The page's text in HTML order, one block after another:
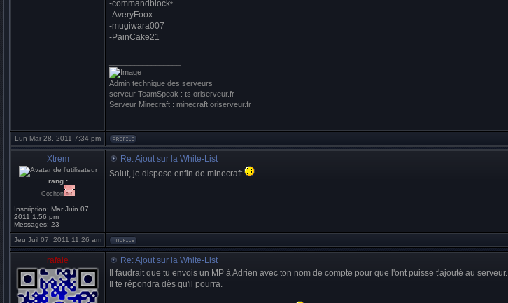
-commandblock*
-AveryFoox
-mugiwara007
-PainCake21
Admin technique des serveurs
serveur TeamSpeak : ts.oriserveur.fr
Serveur Minecraft : minecraft.oriserveur.fr
Lun Mar 28, 2011 7:34 pm
Xtrem
rang :
Cochon
Inscription: Mar Juin 07,
2011 1:56 pm
Messages: 23
Re: Ajout sur la White-List
Salut, je dispose enfin de minecraft
Jeu Juil 07, 2011 11:26 am
rafale
Re: Ajout sur la White-List
Il faudrait que tu envois un MP à Adrien avec ton nom de compte pour que l'ont puisse t'ajouté au serveur.
Il te répondra dès qu'il pourra.